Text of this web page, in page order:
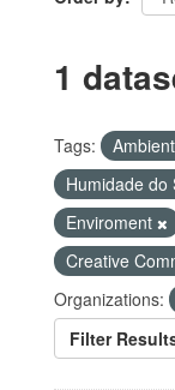
1
Tags:
Humidade do
Enviroment
Creative
Organizations:
Filter